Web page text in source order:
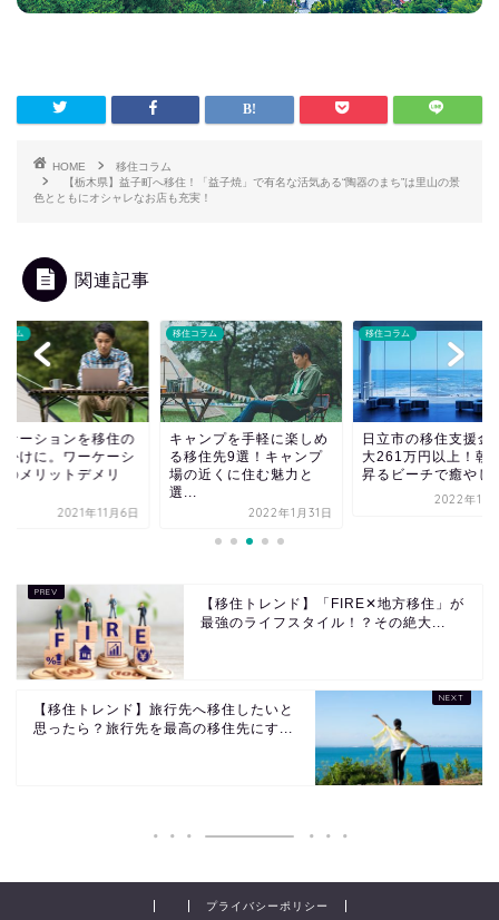
HOME
移住コラム
【栃木県】益子町へ移住！「益子焼」で有名な活気ある“陶器のまち”は里山の景
色とともにオシャレなお店も充実！
関連記事
ラム
ケーションを移住の
かけに。ワーケーシ
のメリットデメリ
2021年11月6日
移住コラム
キャンプを手軽に楽しめ
る移住先9選！キャンプ
場の近くに住む魅力と
選...
2022年1月31日
移住コラム
日立市の移住支援金
大261万円以上！朝
昇るビーチで癒やし
2022年11
【移住トレンド】「FIRE✕地方移住」が
最強のライフスタイル！？その絶大...
【移住トレンド】旅行先へ移住したいと
思ったら？旅行先を最高の移住先にす...
プライバシーポリシー